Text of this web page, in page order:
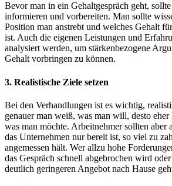
Bevor man in ein Gehaltgespräch geht,
informieren und vorbereiten. Man sollte
Position man anstrebt und welches Gehalt
ist. Auch die eigenen Leistungen und
analysiert werden, um stärkenbezogene
Gehalt vorbringen zu können.
3. Realistische Ziele setzen
Bei den Verhandlungen ist es wichtig,
genauer man weiß, was man will, desto eher
was man möchte. Arbeitnehmer sollten aber
das Unternehmen nur bereit ist, so viel zu
angemessen hält. Wer allzu hohe
das Gespräch schnell abgebrochen wird
deutlich geringeren Angebot nach Hause